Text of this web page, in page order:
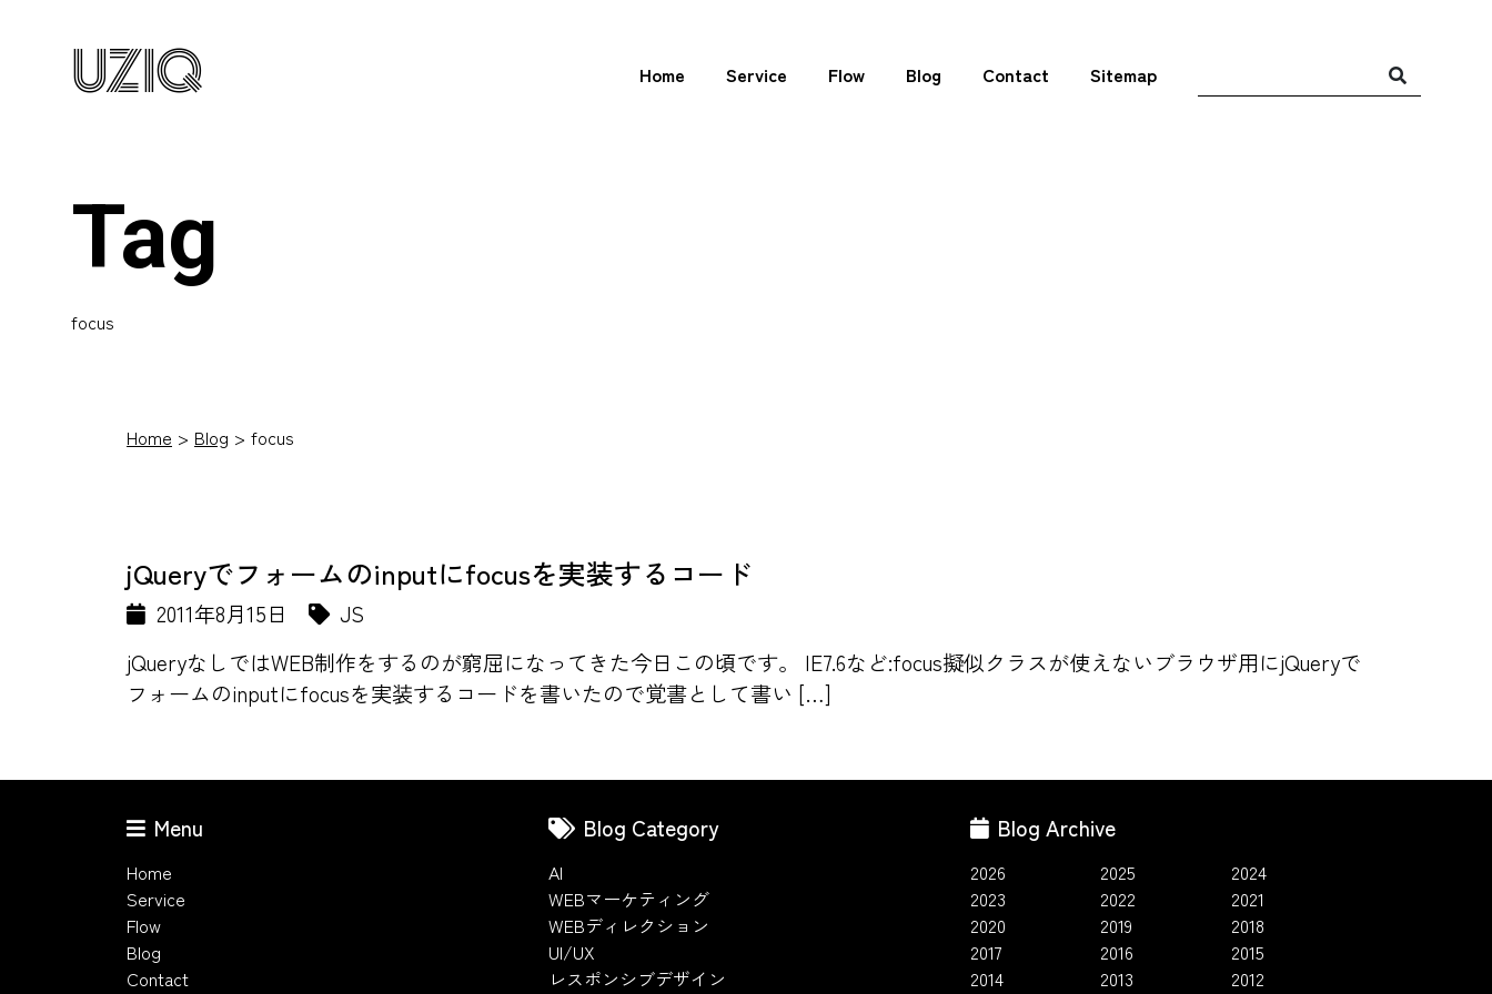
UZIQ Home Service Flow Blog Contact Sitemap
Tag
focus
Home Blog focus
jQueryでフォームのinputにfocusを実装するコード
2011年8月15日
JS
jQueryなしではWEB制作をするのが窮屈になってきた今日この頃です。 IE7.6など:focus擬似クラスが使えないブラウザ用にjQueryで
フォームのinputにfocusを実装するコードを書いたので覚書として書い […]
Menu
Home
Service
Flow
Blog
Contact
Blog Category
AI
WEBマーケティング
WEBディレクション
UI/UX
レスポンシブデザイン
Blog Archive
2026 2025
2024
2023
2022
2021
2020
2019
2018
2017
2016
2015
2014
2013
2012